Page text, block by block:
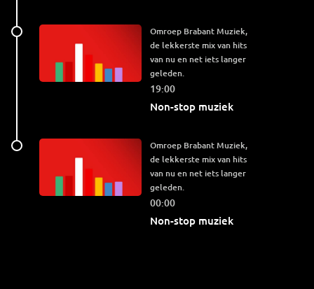
Non-stop muziek
19:00
Omroep Brabant Muziek,
de lekkerste mix van hits
van nu en net iets langer
geleden.
Non-stop muziek
00:00
Omroep Brabant Muziek,
de lekkerste mix van hits
van nu en net iets langer
geleden.